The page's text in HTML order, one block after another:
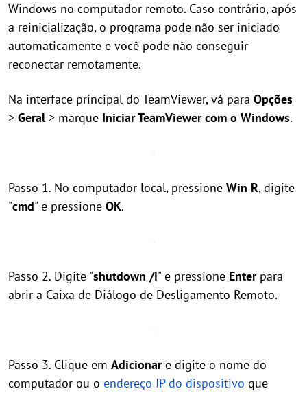
Windows no computador remoto. Caso contrário, após
a reinicialização, o programa pode não ser iniciado
automaticamente e você pode não conseguir
reconectar remotamente.
Na interface principal do TeamViewer, vá para Opções
> Geral > marque Iniciar TeamViewer com o Windows.
Passo 1. No computador local, pressione Win R, digite
"cmd" e pressione OK.
Passo 2. Digite "shutdown /i" e pressione Enter para
abrir a Caixa de Diálogo de Desligamento Remoto.
Passo 3. Clique em Adicionare digite o nome do
computador ou o endereço IP do dispositivo que